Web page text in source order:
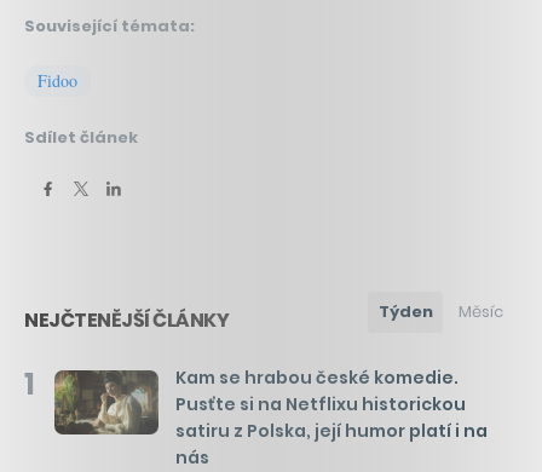
Související témata:
Fidoo
Sdílet článek
NEJČTENĚJŠÍ ČLÁNKY Týden Měsíc
1
Kam se hrabou české komedie.
Pusťte si na Netflixu historickou
satiru z Polska, její humor platí i na
nás